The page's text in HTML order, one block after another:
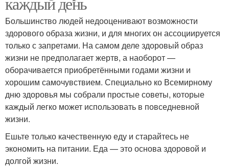
Большинство людей недооценивают возможности
здорового образа жизни, и для многих он ассоциируется
только с запретами. На самом деле здоровый образ
жизни не предполагает жертв, а наоборот —
оборачивается приобретёнными годами жизни и
хорошим самочувствием. Специально ко Всемирному
дню здоровья мы собрали простые советы, которые
каждый легко может использовать в повседневной
жизни.
Ешьте только качественную еду и старайтесь не
экономить на питании. Еда — это основа здоровой и
долгой жизни.